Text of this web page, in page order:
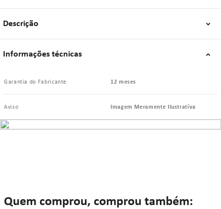
0.1°C;
±1°C (10 a 50°C);
Descrição
Informações técnicas
Garantia do Fabricante 12 meses
Aviso Imagem Meramente Ilustrativa
Quem comprou, comprou também: